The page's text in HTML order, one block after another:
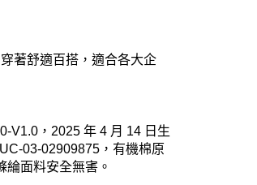
著舒適百搭，適合各大企
V1.0，2025 年 4 月 14 日生
03-02909875，有機棉原
面料安全無害。